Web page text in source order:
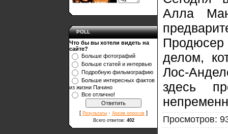
POLL
Что бы вы хотели видеть на
сайте?
Больше фотографий
Больше статей и интервью
Подробную фильмографию
Больше интересных фактов
из жизни Пачино
Все отлично!
[ Результаты · Архив опросов ]
Всего ответов: 402
Алла
делом,
Лос-
здесь
Просмотров: